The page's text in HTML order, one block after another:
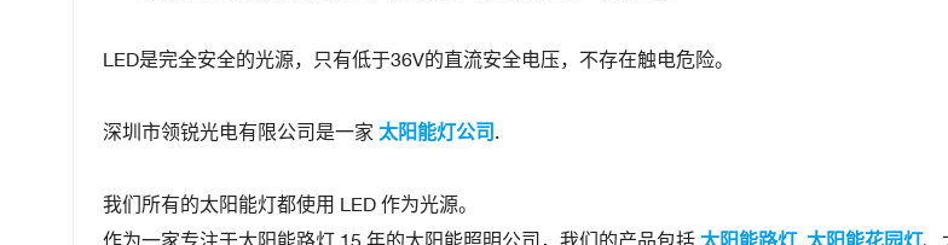
LED是完全安全的光源，只有低于36V的直流安全电压，不存在触电危险。
深圳市领锐光电有限公司是一家 太阳能灯公司.
我们所有的太阳能灯都使用 LED 作为光源。
作为一家专注于太阳能路灯 15 年的太阳能照明公司，我们的产品包括 太阳能路灯, 太阳能花园灯、